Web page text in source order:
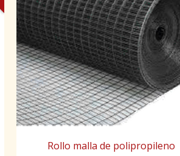
Rollo malla de polipropileno